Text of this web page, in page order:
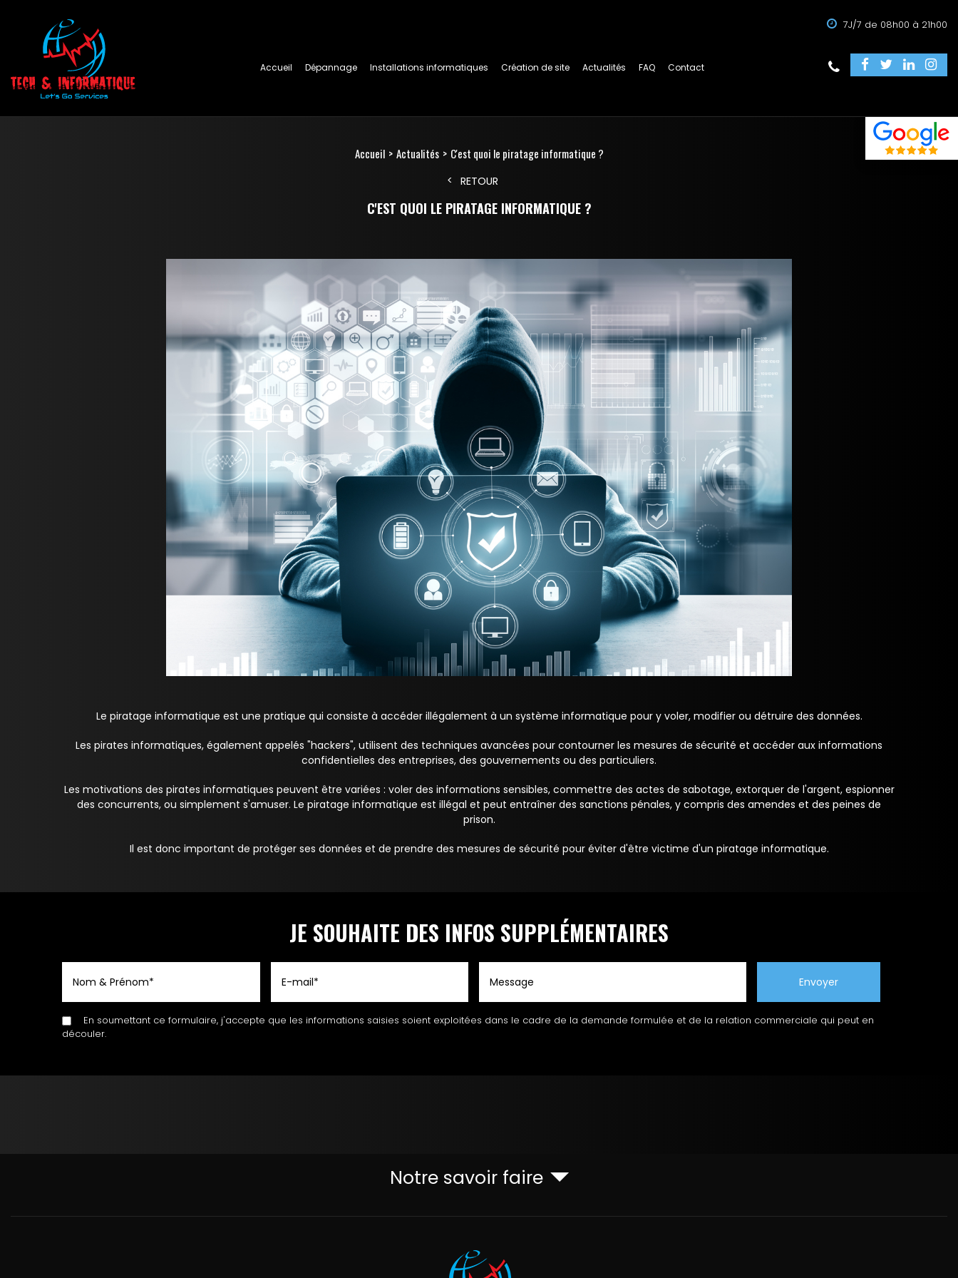
7J/7 de 08h00 à 21h00
Accueil Dépannage Installations informatiques Création de site Actualités FAQ Contact
Accueil Actualités C'est quoi le piratage informatique ?
RETOUR
C'EST QUOI LE PIRATAGE INFORMATIQUE ?
Le piratage informatique est une pratique qui consiste à accéder illégalement à un système informatique pour y voler, modifier ou détruire des données.
Les pirates informatiques, également appelés "hackers", utilisent des techniques avancées pour contourner les mesures de sécurité et accéder aux informations
confidentielles des entreprises, des gouvernements ou des particuliers.
Les motivations des pirates informatiques peuvent être variées : voler des informations sensibles, commettre des actes de sabotage, extorquer de l'argent, espionner
des concurrents, ou simplement s'amuser. Le piratage informatique est illégal et peut entraîner des sanctions pénales, y compris des amendes et des peines de
prison.
Il est donc important de protéger ses données et de prendre des mesures de sécurité pour éviter d'être victime d'un piratage informatique.
JE SOUHAITE DES INFOS SUPPLÉMENTAIRES
En soumettant ce formulaire, j'accepte que les informations saisies soient exploitées dans le cadre de la demande formulée et de la relation commerciale qui peut en
découler.
Notre savoir faire